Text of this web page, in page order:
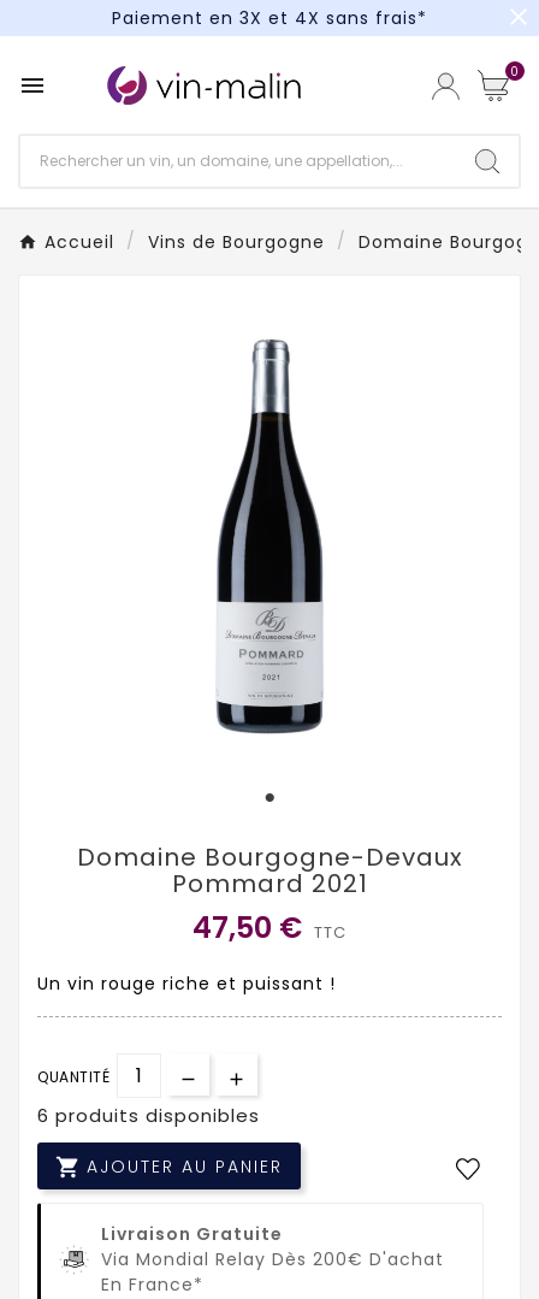
Paiement en 3X et 4X sans frais*
Paiement en 3X et 4X sans frais*
close
 0
Accueil Vins de Bourgogne Domaine
Domaine Bourgogne-Devaux
Pommard 2021
47,50 € TTC
Un vin rouge riche et puissant !
QUANTITÉ
6 produits disponibles
 AJOUTER AU PANIER
Livraison Gratuite
Via Mondial Relay Dès 200€ D'achat
En France*